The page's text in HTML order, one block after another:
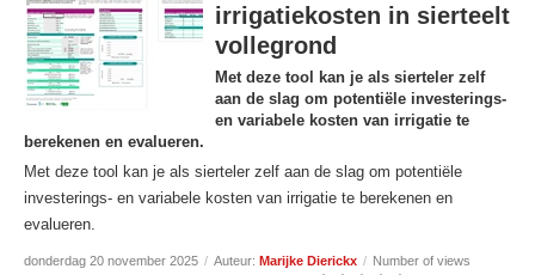
irrigatiekosten in sierteelt
vollegrond
Met deze tool kan je als sierteler zelf
aan de slag om potentiële investerings-
en variabele kosten van irrigatie te
berekenen en evalueren.
Met deze tool kan je als sierteler zelf aan de slag om potentiële
investerings- en variabele kosten van irrigatie te berekenen en
evalueren.
donderdag 20 november 2025 / Auteur: Marijke Dierickx / Number of views